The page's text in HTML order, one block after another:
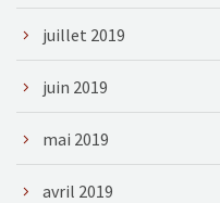
juillet 2019
juin 2019
mai 2019
avril 2019